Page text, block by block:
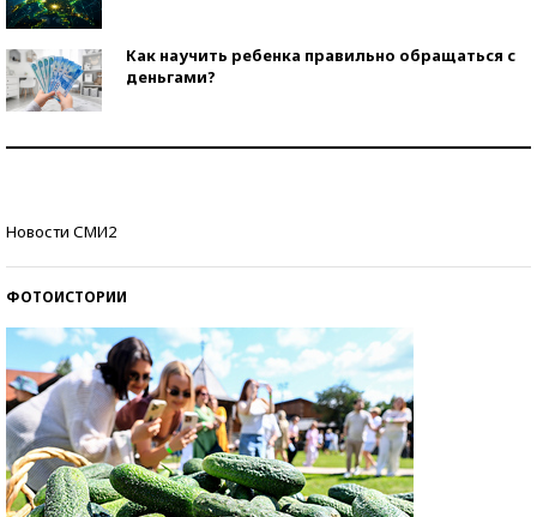
Как научить ребенка правильно обращаться с
деньгами?
Новости СМИ2
ФОТОИСТОРИИ